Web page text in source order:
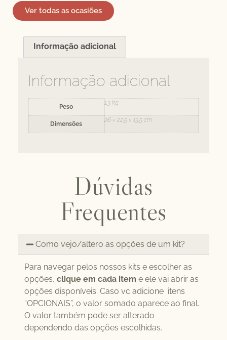
Ver todas as ocasiões
Dúvidas
Frequentes
Como vejo/altero as opções de um kit?
Para navegar pelos nossos kits e escolher as
opções, clique em cada item e ele vai abrir as
opções disponíveis. Caso vc adicione itens
“OPCIONAIS”, o valor somado aparece ao final.
O valor também pode ser alterado
dependendo das opções escolhidas.
Informação adicional
Informação adicional
Peso
1,3 kg
Dimensões
26 × 22,5 × 13,5 cm